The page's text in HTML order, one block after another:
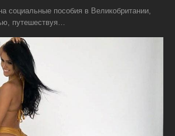
пособия в Великобритании,
путешествуя…